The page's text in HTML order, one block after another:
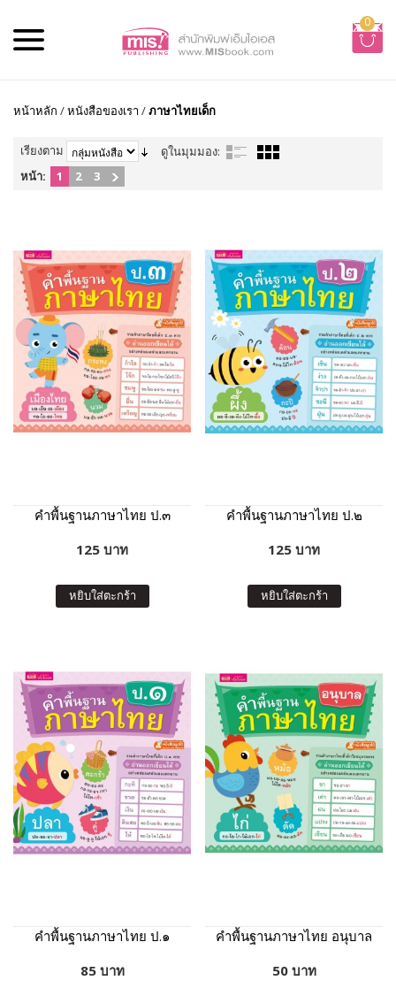
0
หน้าหลัก /หนังสือของเรา /ภาษาไทยเด็ก
เรียงตาม
ดูในมุมมอง:
หน้า:
1 2 3
คำพื้นฐานภาษาไทย ป.๓
125 บาท
หยิบใส่ตะกร้า
คำพื้นฐานภาษาไทย ป.๒
125 บาท
หยิบใส่ตะกร้า
คำพื้นฐานภาษาไทย ป.๑
85 บาท
คำพื้นฐานภาษาไทย อนุบาล
50 บาท